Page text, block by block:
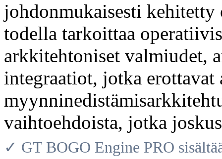
johdonmukaisesti
todella tarkoittaa
arkkitehtoniset valmiudet,
integraatiot, jotka erottavat
vaihtoehdoista, jotka
✓ GT BOGO Engine PRO